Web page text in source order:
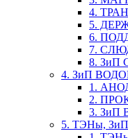
4.
5.
6.
7.
8. ЗиП
4. ЗиП
1.
2.
3. ЗиП
5. ТЭНы,